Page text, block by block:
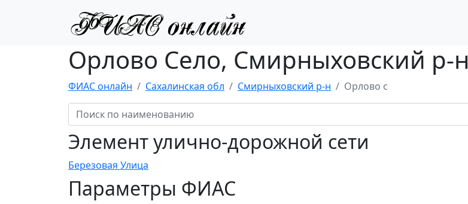
Орлово Село, Смирныховский р-н
ФИАС онлайн Сахалинская обл Смирныховский р-н Орлово с
Элемент улично-дорожной сети
Березовая Улица
Параметры ФИАС